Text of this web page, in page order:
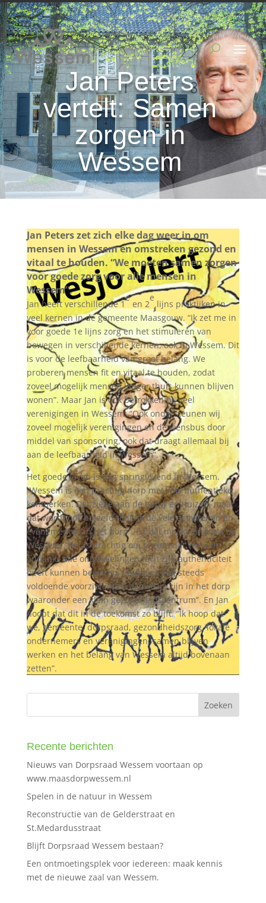
Jan Peters
vertelt: Samen
zorgen in
Wessem
Jan Peters zet zich elke dag weer in om
mensen in Wessem en omstreken gezond en
vitaal te houden. “We moeten samen zorgen
voor goede zorg voor alle mensen in
Wessem”.
Jan heeft verschillende 1
e
en 2
e
lijns praktijken in
veel kernen in de gemeente Maasgouw. “Ik zet me in
voor goede 1e lijns zorg en het stimuleren van
bewegen in verschillende kernen, ook in Wessem. Dit
is voor de leefbaarheid van groot belang. We
proberen mensen fit en vitaal te houden, zodat
zoveel mogelijk mensen langer thuis kunnen blijven
wonen”. Maar Jan is ook betrokken bij veel
verenigingen in Wessem: “Ook ondersteunen wij
zoveel mogelijk verenigingen en de wensbus door
middel van sponsoring, ook dat draagt allemaal bij
aan de leefbaarheid in Wessem”.
Het goede leven is nog springlevend in Wessem.
“Wessem is een prachtig dorp met veel authentieke
kenmerken. Dat zie je aan de bouw en huizen, maar
dat wordt ook beleefd tijdens de vele activiteiten en
evenementen in het dorp”. En dat maakt Jan trots op
Wessem: “Het is prachtig om te zien dat Wessem
ondanks alle ontwikkelingen toch zijn authenticiteit
heeft kunnen bewaren. En dat er nog steeds
voldoende voorzieningen aanwezig zijn in het dorp
waaronder een klein gezondheidscentrum”. En Jan
hoopt dat dit in de toekomst zo blijft. “Ik hoop dat
we, gemeente, dorpsraad, gezondheidszorg, lokale
ondernemers en verenigingen, samen blijven
werken en het belang van Wessem altijd bovenaan
zetten”.
Recente berichten
Nieuws van Dorpsraad Wessem voortaan op
www.maasdorpwessem.nl
Spelen in de natuur in Wessem
Reconstructie van de Gelderstraat en
St.Medardusstraat
Blijft Dorpsraad Wessem bestaan?
Een ontmoetingsplek voor iedereen: maak kennis
met de nieuwe zaal van Wessem.